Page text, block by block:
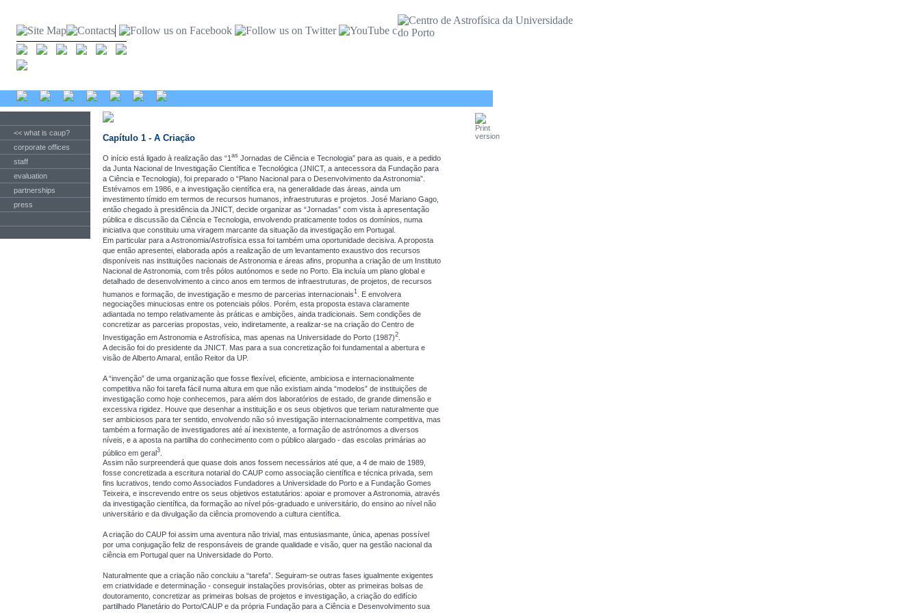
<< what is caup?
corporate offices
staff
evaluation
partnerships
press
Capítulo 1 - A Criação
O início está ligado à realização das “1 as Jornadas de Ciência e Tecnologia” para as quais, e a pedido
da Junta Nacional de Investigação Científica e Tecnológica (JNICT, a antecessora da Fundação para
a Ciência e Tecnologia), foi preparado o “Plano Nacional para o Desenvolvimento da Astronomia”.
Estévamos em 1986, e a investigação científica era, na generalidade das áreas, ainda um
investimento tímido em termos de recursos humanos, infraestruturas e projetos. José Mariano Gago,
então chegado à presidência da JNICT, decide organizar as “Jornadas” com vista à apresentação
pública e discussão da Ciência e Tecnologia, envolvendo praticamente todos os domínios, numa
iniciativa que constituiu uma viragem marcante da situação da investigação em Portugal.
Em particular para a Astronomia/Astrofísica essa foi também uma oportunidade decisiva. A proposta
que então apresentei, elaborada após a realização de um levantamento exaustivo dos recursos
disponíveis nas instituições nacionais de Astronomia e áreas afins, propunha a criação de um Instituto
Nacional de Astronomia, com três pólos autónomos e sede no Porto. Ela incluía um plano global e
detalhado de desenvolvimento a cinco anos em termos de infraestruturas, de projetos, de recursos
humanos e formação, de investigação e mesmo de parcerias internacionais 1
. E envolvera
negociações minuciosas entre os potenciais pólos. Porém, esta proposta estava claramente
adiantada no tempo relativamente às práticas e ambições, ainda tradicionais. Sem condições de
concretizar as parcerias propostas, veio, indiretamente, a realizar-se na criação do Centro de
Investigação em Astronomia e Astrofísica, mas apenas na Universidade do Porto (1987)2
A decisão foi do presidente da JNICT. Mas para a sua concretização foi fundamental a abertura e
visão de Alberto Amaral, então Reitor da UP.
A “invenção” de uma organização que fosse flexível, eficiente, ambiciosa e internacionalmente
competitiva não foi tarefa fácil numa altura em que não existiam ainda “modelos” de instituições de
investigação como hoje conhecemos, para além dos laboratórios de estado, de grande dimensão e
excessiva rigidez. Houve que desenhar a instituição e os seus objetivos que teriam naturalmente que
ser ambiciosos para ter sentido, envolvendo não só investigação internacionalmente competitiva, mas
também a formação de investigadores até aí inexistente, a formação de astrónomos a diversos
níveis, e a aposta na partilha do conhecimento com o público alargado - das escolas primárias ao
público em geral3
Assim não surpreenderá que quase dois anos fossem necessários até que, a 4 de maio de 1989,
fosse concretizada a escritura notarial do CAUP como associação científica e técnica privada, sem
fins lucrativos, tendo como Associados Fundadores a Universidade do Porto e a Fundação Gomes
Teixeira, e inscrevendo entre os seus objetivos estatutários: apoiar e promover a Astronomia, através
da investigação científica, da formação ao nível pós-graduado e universitário, do ensino ao nível não
universitário e da divulgação da ciência promovendo a cultura científica.
A criação do CAUP foi assim uma aventura não trivial, mas entusiasmante, única, apenas possível
por uma conjugação feliz de responsáveis de grande qualidade e visão, quer na gestão nacional da
ciência em Portugal quer na Universidade do Porto.
Naturalmente que a criação não concluiu a “tarefa”. Seguiram-se outras fases igualmente exigentes
em criatividade e determinação - conseguir instalações provisórias, obter as primeiras bolsas de
doutoramento, concretizar as primeiras bolsas de projetos e investigação, a criação do edifício
partilhado Planetário do Porto/CAUP e da própria Fundação para a Ciência e Desenvolvimento sua